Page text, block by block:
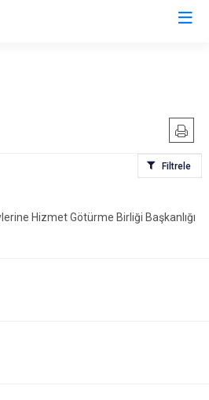
Filtrele
Hizmet Götürme Birliği Başkanlığı